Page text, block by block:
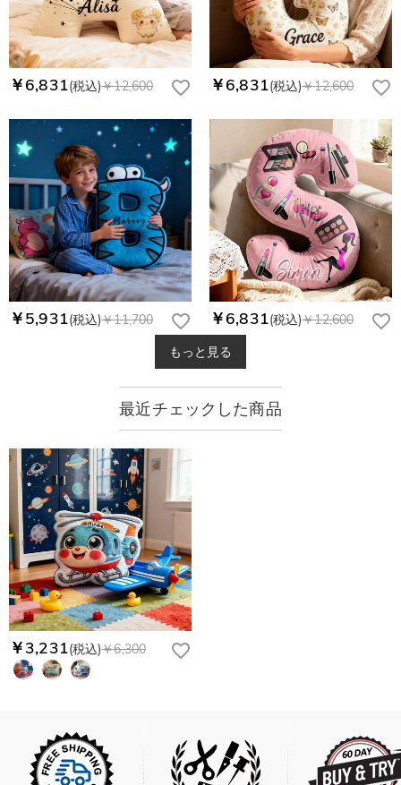
￥6,831(税込)￥12,600 ￥6,831(税込)￥12,600
￥5,931(税込)￥11,700 ￥6,831(税込)￥12,600
もっと見る
最近チェックした商品
￥3,231(税込)￥6,300